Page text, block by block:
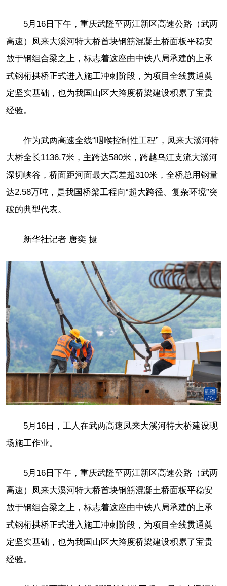
5月16日下午，重庆武隆至两江新区高速公路（武两
高速）凤来大溪河特大桥首块钢筋混凝土桥面板平稳安
放于钢组合梁之上，标志着这座由中铁八局承建的上承
式钢桁拱桥正式进入施工冲刺阶段，为项目全线贯通奠
定坚实基础，也为我国山区大跨度桥梁建设积累了宝贵
经验。
作为武两高速全线“咽喉控制性工程”，凤来大溪河特
大桥全长1136.7米，主跨达580米，跨越乌江支流大溪河
深切峡谷，桥面距河面最大高差超310米，全桥总用钢量
达2.58万吨，是我国桥梁工程向“超大跨径、复杂环境”突
破的典型代表。
新华社记者 唐奕 摄
5月16日，工人在武两高速凤来大溪河特大桥建设现
场施工作业。
5月16日下午，重庆武隆至两江新区高速公路（武两
高速）凤来大溪河特大桥首块钢筋混凝土桥面板平稳安
放于钢组合梁之上，标志着这座由中铁八局承建的上承
式钢桁拱桥正式进入施工冲刺阶段，为项目全线贯通奠
定坚实基础，也为我国山区大跨度桥梁建设积累了宝贵
经验。